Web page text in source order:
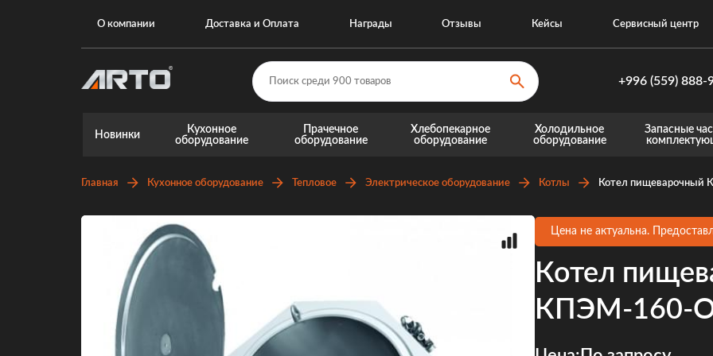
О компании Доставка и Оплата Награды Отзывы Кейсы Сервисный центр
+996 (559) 888-
+996 (559)
Новинки
Кухонное
оборудование
Прачечное
оборудование
Хлебопекарное
оборудование
Холодильное
оборудование
Запасные
Главная Кухонное оборудование Тепловое Электрическое оборудование Котлы Котел
Цена не актуальна.
Котел
КПЭМ-160-